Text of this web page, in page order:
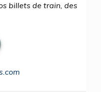
billets de train, des